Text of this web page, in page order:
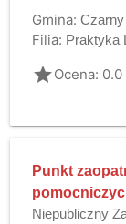
Gmina:
Filia: Praktyka
gradeOcena: 0.0
Punkt
Niepubliczny